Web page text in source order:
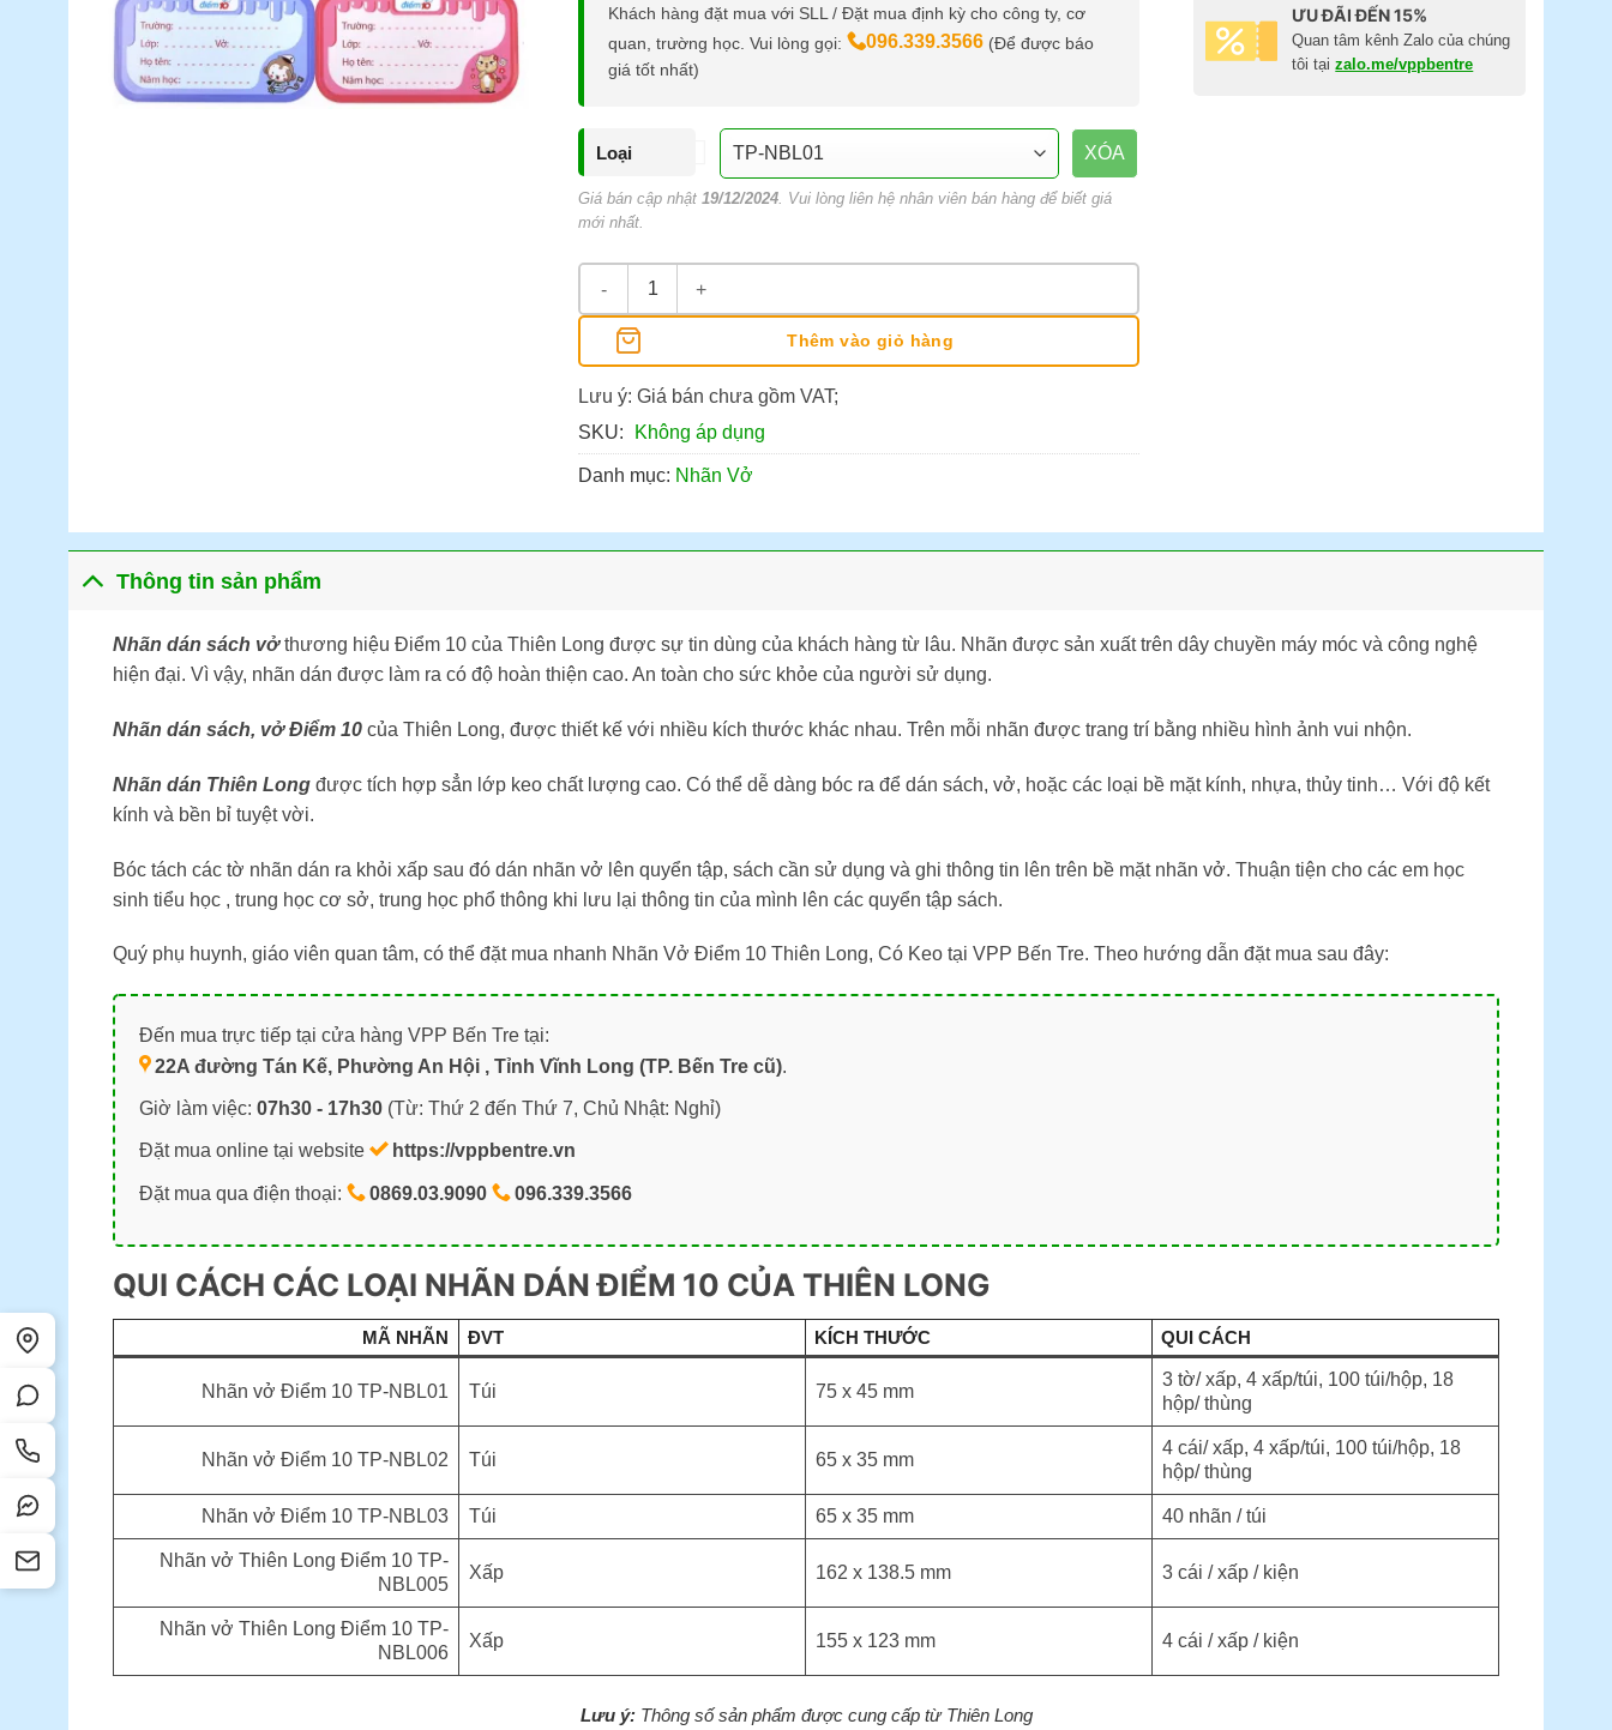
Khách hàng đặt mua với SLL / Đặt mua định kỳ cho công ty, cơ
quan, trường học. Vui lòng gọi:
096.339.3566 (Để được báo
giá tốt nhất)
Loại XÓA
Giá bán cập nhật 19/12/2024. Vui lòng liên hệ nhân viên bán hàng để biết giá
mới nhất.
Nhãn Điểm 10 Thiên Long, Có Keo Dán Sách Vở số lượng
Thêm vào giỏ hàng
Lưu ý: Giá bán chưa gồm VAT;
SKU:
Không áp dụng
Danh mục: Nhãn Vở
ƯU ĐÃI ĐẾN 15%
Quan tâm kênh Zalo của chúng
tôi tạizalo.me/vppbentre
Thông tin sản phẩm
Nhãn dán sách vởthương hiệu Điểm 10 của Thiên Long được sự tin dùng của khách hàng từ lâu. Nhãn được sản xuất trên dây chuyền máy móc và công nghệ
hiện đại. Vì vậy, nhãn dán được làm ra có độ hoàn thiện cao. An toàn cho sức khỏe của người sử dụng.
Nhãn dán sách, vở Điểm 10 của Thiên Long, được thiết kế với nhiều kích thước khác nhau. Trên mỗi nhãn được trang trí bằng nhiều hình ảnh vui nhộn.
Nhãn dán Thiên Longđược tích hợp sẳn lớp keo chất lượng cao. Có thể dễ dàng bóc ra để dán sách, vở, hoặc các loại bề mặt kính, nhựa, thủy tinh… Với độ kết
kính và bền bỉ tuyệt vời.
Bóc tách các tờ nhãn dán ra khỏi xấp sau đó dán nhãn vở lên quyển tập, sách cần sử dụng và ghi thông tin lên trên bề mặt nhãn vở. Thuận tiện cho các em học
sinh tiểu học , trung học cơ sở, trung học phổ thông khi lưu lại thông tin của mình lên các quyển tập sách.
Quý phụ huynh, giáo viên quan tâm, có thể đặt mua nhanh Nhãn Vở Điểm 10 Thiên Long, Có Keo tại VPP Bến Tre. Theo hướng dẫn đặt mua sau đây:
Đến mua trực tiếp tại cửa hàng VPP Bến Tre tại:
22A đường Tán Kế, Phường An Hội , Tỉnh Vĩnh Long (TP. Bến Tre cũ).
Giờ làm việc: 07h30 - 17h30(Từ: Thứ 2 đến Thứ 7, Chủ Nhật: Nghỉ)
Đặt mua online tại website https://vppbentre.vn
Đặt mua qua điện thoại: 0869.03.9090 096.339.3566
QUI CÁCH CÁC LOẠI NHÃN DÁN ĐIỂM 10 CỦA THIÊN LONG
MÃ NHÃN ĐVT KÍCH THƯỚC QUI CÁCH
Nhãn vở Điểm 10 TP-NBL01 Túi 75 x 45 mm
3 tờ/ xấp, 4 xấp/túi, 100 túi/hộp, 18
hộp/ thùng
Nhãn vở Điểm 10 TP-NBL02 Túi 65 x 35 mm
4 cái/ xấp, 4 xấp/túi, 100 túi/hộp, 18
hộp/ thùng
Nhãn vở Điểm 10 TP-NBL03 Túi 65 x 35 mm 40 nhãn / túi
Nhãn vở Thiên Long Điểm 10 TP-
NBL005
Xấp 162 x 138.5 mm 3 cái / xấp / kiện
Nhãn vở Thiên Long Điểm 10 TP-
NBL006
Xấp 155 x 123 mm 4 cái / xấp / kiện
Lưu ý:Thông số sản phẩm được cung cấp từ Thiên Long